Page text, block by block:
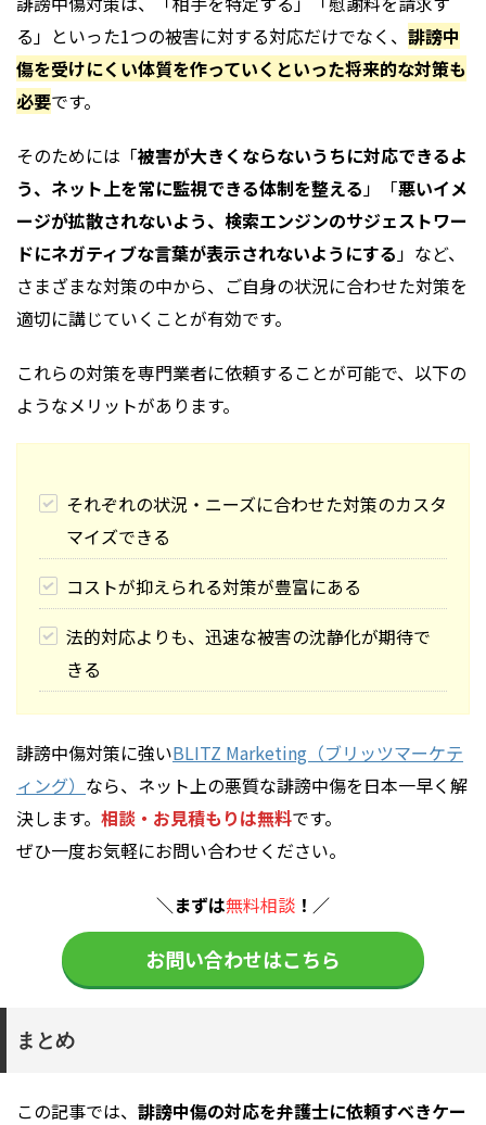
る」といった1つの被害に対する対応だけでなく、 誹謗中
傷を受けにくい体質を作っていくといった将来的な対策も
必要です。
そのためには「被害が大きくならないうちに対応できるよ
う、ネット上を常に監視できる体制を整える 」「悪いイメ
ージが拡散されないよう、検索エンジンのサジェストワー
ドにネガティブな言葉が表示されないようにする 」など、
さまざまな対策の中から、ご自身の状況に合わせた対策を
適切に講じていくことが有効です。
これらの対策を専門業者に依頼することが可能で、以下の
ようなメリットがあります。
それぞれの状況・ニーズに合わせた対策のカスタ
マイズできる
コストが抑えられる対策が豊富にある
法的対応よりも、迅速な被害の沈静化が期待で
きる
誹謗中傷対策に強いBLITZ Marketing（ブリッツマーケテ
ィング） なら、ネット上の悪質な誹謗中傷を日本一早く解
決します。 相談・お見積もりは無料です。
ぜひ一度お気軽にお問い合わせください。
＼まずは無料相談 ！／
お問い合わせはこちら
まとめ
この記事では、 誹謗中傷の対応を弁護士に依頼すべきケー